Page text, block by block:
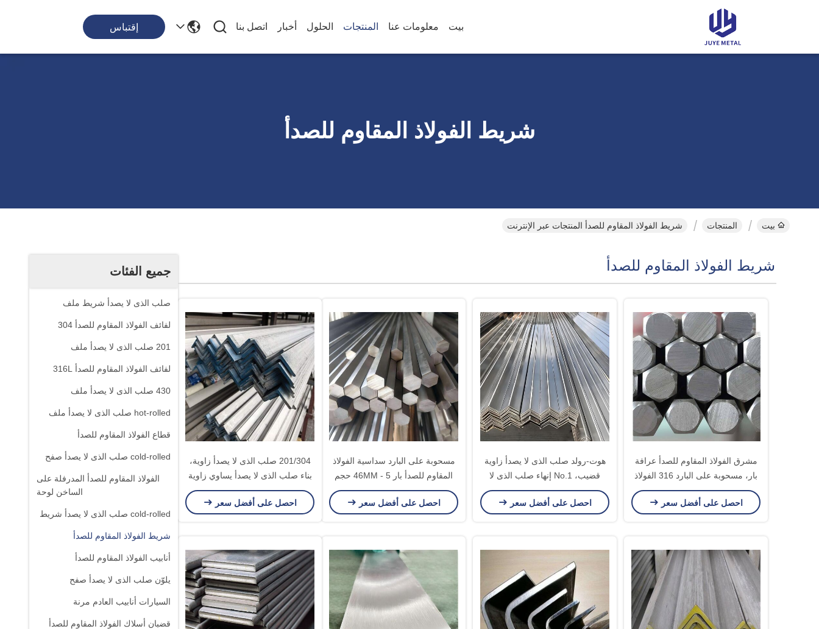
بيت معلومات عنا المنتجات الحلول أخبار اتصل بنا إقتباس
شريط الفولاذ المقاوم للصدأ
بيت المنتجات شريط الفولاذ المقاوم للصدأ المنتجات عبر الإنترنت
جميع الفئات
صلب الذى لا يصدأ شريط ملف
لفائف الفولاذ المقاوم للصدأ 304
201 صلب الذى لا يصدأ ملف
لفائف الفولاذ المقاوم للصدأ 316L
430 صلب الذى لا يصدأ ملف
hot-rolled صلب الذى لا يصدأ ملف
قطاع الفولاذ المقاوم للصدأ
cold-rolled صلب الذى لا يصدأ صفح
الفولاذ المقاوم للصدأ المدرفلة على
الساخن لوحة
cold-rolled صلب الذى لا يصدأ شريط
شريط الفولاذ المقاوم للصدأ
أنابيب الفولاذ المقاوم للصدأ
يلوّن صلب الذى لا يصدأ صفح
السيارات أنابيب العادم مرنة
قضبان أسلاك الفولاذ المقاوم للصدأ
شريط الفولاذ المقاوم للصدأ
مشرق الفولاذ المقاوم للصدأ عرافة
بار، مسحوبة على البارد 316 الفولاذ
المقاوم للصدأ قضيب الأسهم
احصل على أفضل سعر
هوت-رولد صلب الذى لا يصدأ زاوية
قضيب، No.1 إنهاء صلب الذى لا
يصدأ زاوية سهم
احصل على أفضل سعر
مسحوبة على البارد سداسية الفولاذ
المقاوم للصدأ بار 5 - 46MM حجم
سطح مشرق
احصل على أفضل سعر
201/304 صلب الذى لا يصدأ زاوية،
بناء صلب الذى لا يصدأ يساوي زاوية
قضيب
احصل على أفضل سعر